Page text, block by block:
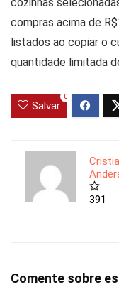
compras acima de
listados ao copiar o
quantidade limitada
Salvar
0
391
Comente sobre